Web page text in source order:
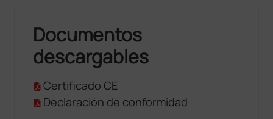
Documentos
descargables
Certificado CE
Declaración de conformidad